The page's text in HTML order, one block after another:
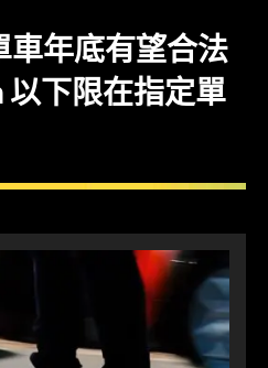
車年底有望合法
下限在指定單